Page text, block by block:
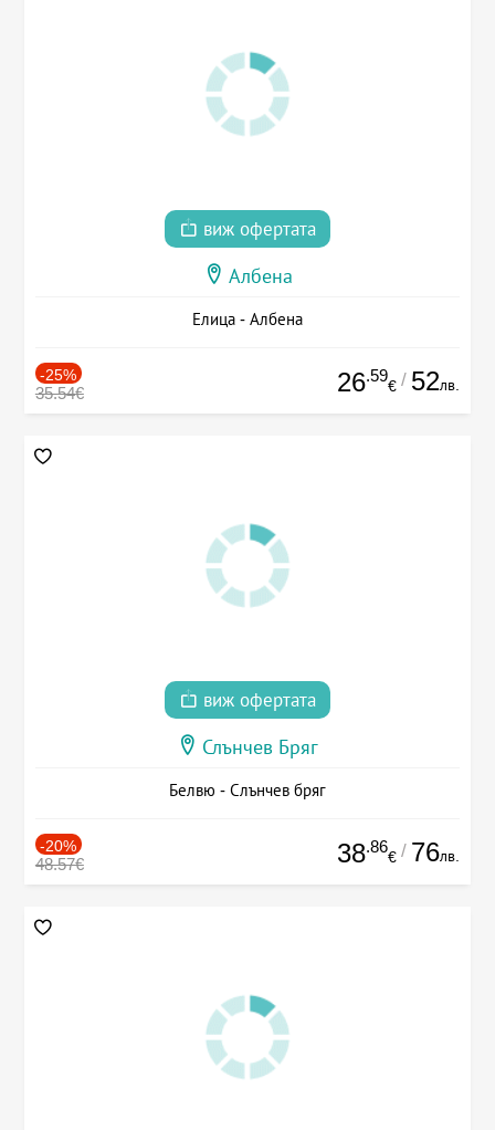
виж офертата
Албена
Елица - Албена
-25%
35.54€ 26.59
€ / 52лв.
виж офертата
Слънчев Бряг
Белвю - Слънчев бряг
-20%
48.57€ 38.86
€ / 76лв.